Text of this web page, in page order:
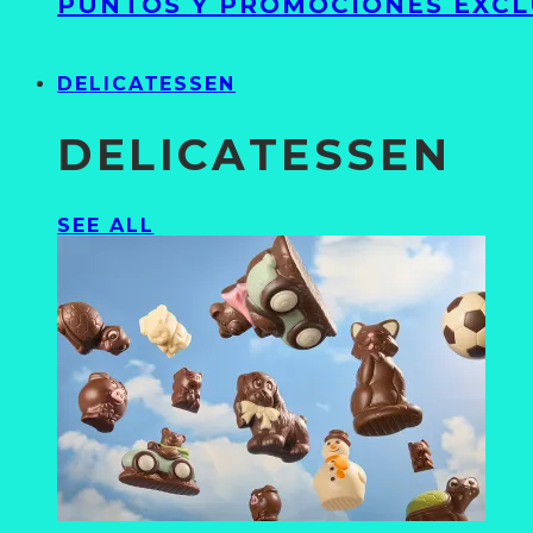
DELICATESSEN
DELICATESSEN
SEE ALL